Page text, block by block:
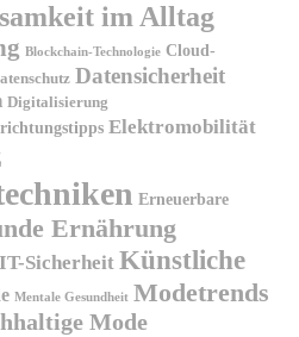
im Alltag
Blockchain-Technologie Cloud-
Datensicherheit
Digitalisierung
Elektromobilität
Erneuerbare
Ernährung
IT-Sicherheit Künstliche
Mentale Gesundheit Modetrends
Mode